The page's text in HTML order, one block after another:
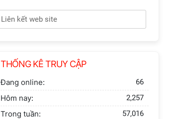
THỐNG KÊ TRUY CẬP
Đang online: 66
Hôm nay: 2,257
Trong tuần: 57,016